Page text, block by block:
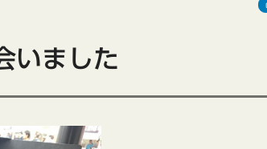
いました